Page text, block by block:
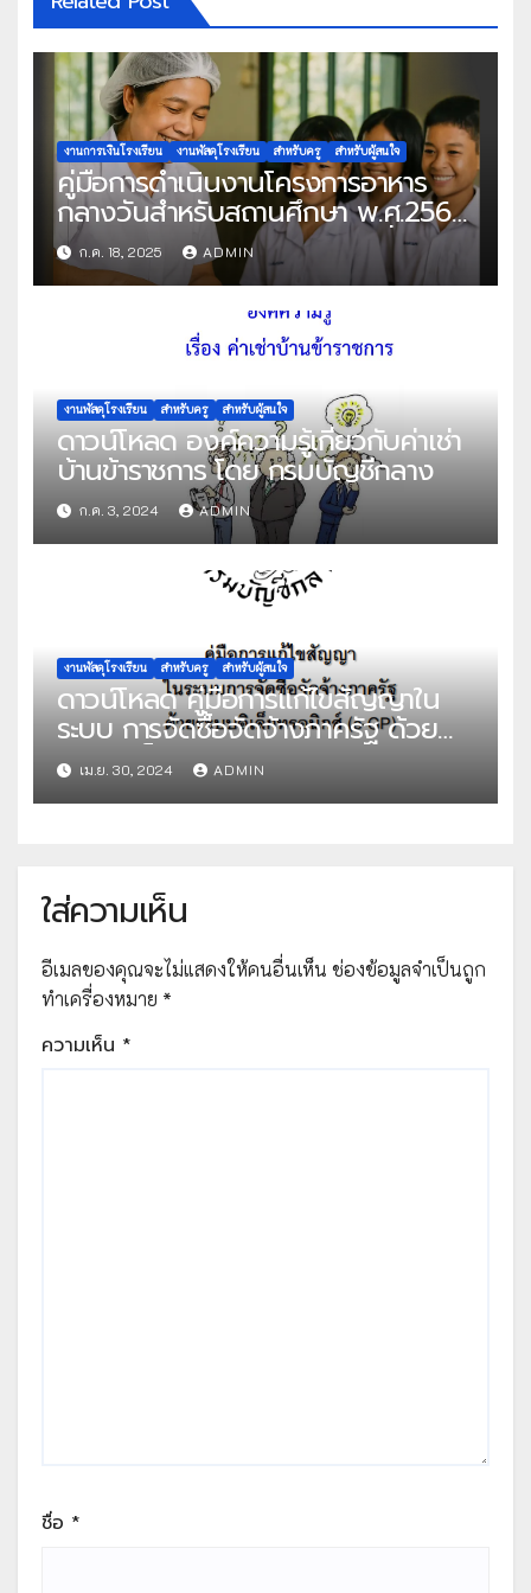
งานการเงินโรงเรียน งานพัสดุโรงเรียน สำหรับครู สำหรับผู้สนใจ
คู่มือการดำเนินงานโครงการอาหาร
กลางวันสำหรับสถานศึกษา พ.ศ.2568
แนวทางครบถ้วนสู่การจัดการที่มี
ประสิทธิภาพ
ก.ค. 18, 2025 ADMIN
งานพัสดุโรงเรียน สำหรับครู สำหรับผู้สนใจ
ดาวน์โหลด องค์ความรู้เกี่ยวกับค่าเช่า
บ้านข้าราชการ โดย กรมบัญชีกลาง
ก.ค. 3, 2024 ADMIN
งานพัสดุโรงเรียน สำหรับครู สำหรับผู้สนใจ
ดาวน์โหลด คู่มือการแก้ไขสัญญาใน
ระบบ การจัดซื้อจัดจ้างภาครัฐ ด้วย
ระบบอิเล็กทรอนิกส์(e-GP) โดย กอง
ระบบการจัดซื้อจัดจ้างภาคและราคา
กลาง กรมบัญชีกลาง
เม.ย. 30, 2024 ADMIN
ใส่ความเห็น
อีเมลของคุณจะไม่แสดงให้คนอื่นเห็น ช่องข้อมูลจำเป็นถูก
ทำเครื่องหมาย *
ความเห็น *
ชื่อ *